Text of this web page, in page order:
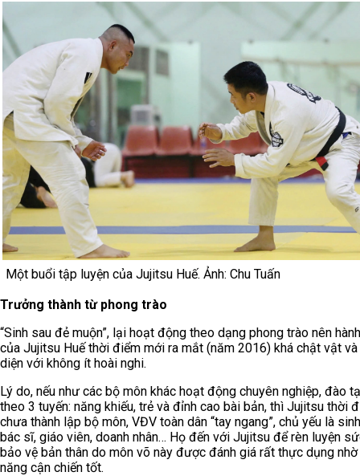
Một buổi tập luyện của Jujitsu Huế. Ảnh: Chu Tuấn
Trưởng thành từ phong trào
“Sinh sau đẻ muộn”, lại hoạt động theo dạng phong trào nên
của Jujitsu Huế thời điểm mới ra mắt (năm 2016) khá chật vật
diện với không ít hoài nghi.
Lý do, nếu như các bộ môn khác hoạt động chuyên nghiệp, đào
theo 3 tuyến: năng khiếu, trẻ và đỉnh cao bài bản, thì Jujitsu thời
chưa thành lập bộ môn, VĐV toàn dân “tay ngang”, chủ yếu là
bác sĩ, giáo viên, doanh nhân… Họ đến với Jujitsu để rèn luyện
bảo vệ bản thân do môn võ này được đánh giá rất thực dụng
năng cận chiến tốt.